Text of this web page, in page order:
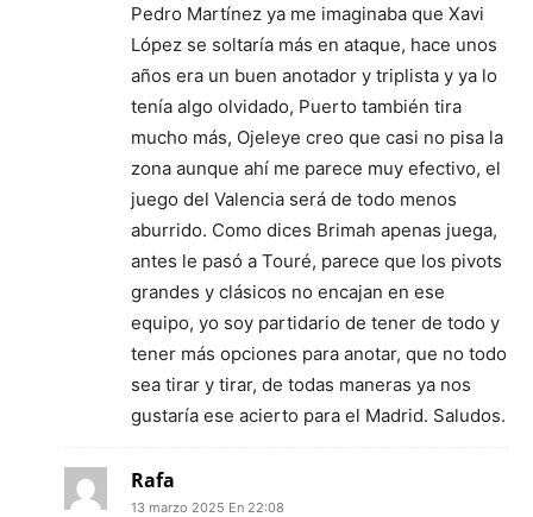
Pedro Martínez ya me imaginaba que Xavi
López se soltaría más en ataque, hace unos
años era un buen anotador y triplista y ya lo
tenía algo olvidado, Puerto también tira
mucho más, Ojeleye creo que casi no pisa la
zona aunque ahí me parece muy efectivo, el
juego del Valencia será de todo menos
aburrido. Como dices Brimah apenas juega,
antes le pasó a Touré, parece que los pivots
grandes y clásicos no encajan en ese
equipo, yo soy partidario de tener de todo y
tener más opciones para anotar, que no todo
sea tirar y tirar, de todas maneras ya nos
gustaría ese acierto para el Madrid. Saludos.
Rafa
13 marzo 2025 En 22:08